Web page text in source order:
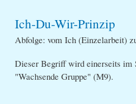
Ich-Du-Wir-Prinzip
Abfolge: vom Ich (Einzelarbeit)
Dieser Begriff wird einerseits im
"Wachsende Gruppe" (M9).